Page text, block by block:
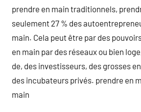
prendre en main traditionnels,
seulement 27 % des
main. Cela peut être par des
en main par des réseaux ou bien
de, des investisseurs, des grosses
des incubateurs privés. prendre en
main